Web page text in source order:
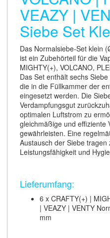
VEAZY |
Siebe Set
Das Normalsiebe-Set klein
ist ein Zubehörteil für die
MIGHTY(+), VOLCANO,
Das Set enthält sechs
die in die Füllkammer der
eingesetzt werden. Die
Verdampfungsgut
optimalen Luftstrom zu
gleichmäßige und effiziente
gewährleisten. Eine
Austausch der Siebe
Leistungsfähigkeit und
Lieferumfang:
6 x CRAFTY(+) |
| VEAZY | VENTY
mm